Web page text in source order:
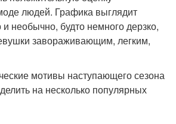
людей. Графика выглядит
необычно, будто немного дерзко,
завораживающим, легким,
мотивы наступающего сезона
на несколько популярных